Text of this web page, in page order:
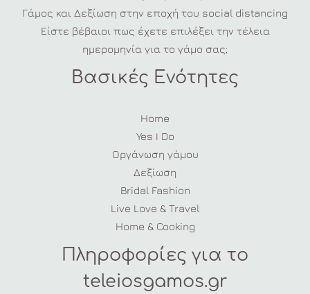
Γάμος και Δεξίωση στην εποχή του social distancing
Είστε βέβαιοι πως έχετε επιλέξει την τέλεια
ημερομηνία για το γάμο σας;
Βασικές Ενότητες
Home
Yes I Do
Οργάνωση γάμου
Δεξίωση
Bridal Fashion
Live Love & Travel
Home & Cooking
Πληροφορίες για το
teleiosgamos.gr